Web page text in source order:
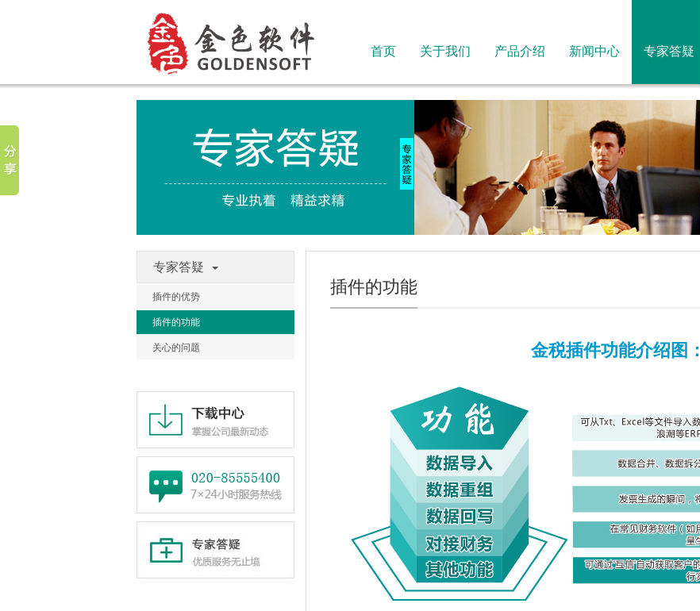
首页 关于我们 产品介绍 新闻中心 专家答疑
专家答疑
插件的优势
插件的功能
关心的问题
插件的功能
金税插件功能介绍图：